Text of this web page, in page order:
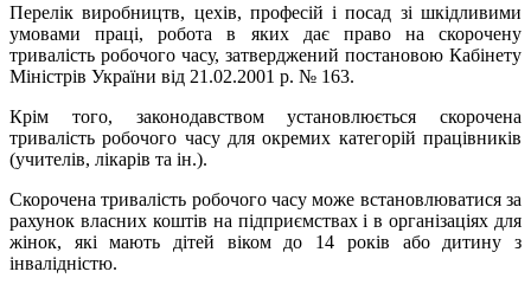
Перелік виробництв, цехів, професій і посад зі шкідливими
умовами праці, робота в яких дає право на скорочену
тривалість робочого часу, затверджений постановою Кабінету
Міністрів України від 21.02.2001 р. № 163.
Крім того, законодавством установлюється скорочена
тривалість робочого часу для окремих категорій працівників
(учителів, лікарів та ін.).
Скорочена тривалість робочого часу може встановлюватися за
рахунок власних коштів на підприємствах і в організаціях для
жінок, які мають дітей віком до 14 років або дитину з
інвалідністю.